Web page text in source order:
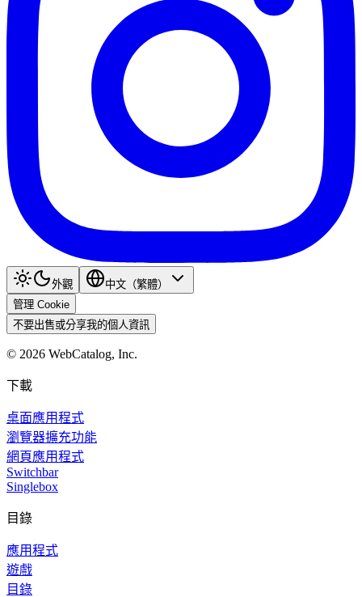
外觀
中文（繁體）
管理 Cookie
不要出售或分享我的個人資訊
© 2026 WebCatalog, Inc.
下載
桌面應用程式
瀏覽器擴充功能
網頁應用程式
Switchbar
Singlebox
目錄
應用程式
遊戲
目錄